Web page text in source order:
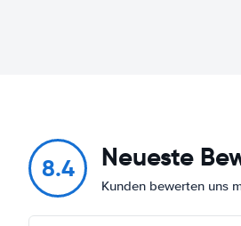
8.4 Neueste
Kunden bewerten uns